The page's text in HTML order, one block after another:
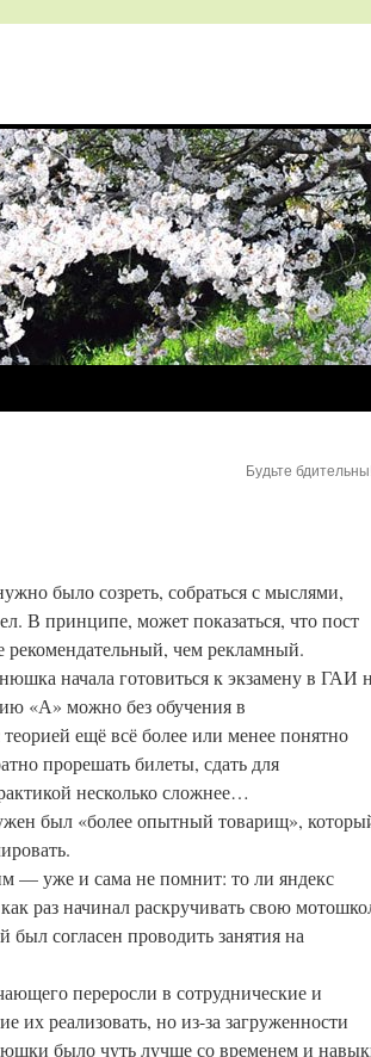
Будьте бдительны!
было созреть, собраться с мыслями,
В принципе, может показаться, что пост
рекомендательный, чем рекламный.
начала готовиться к экзамену в ГАИ
«А» можно без обучения в
ещё всё более или менее понятно
прорешать билеты, сдать для
несколько сложнее…
был «более опытный товарищ»,
— уже и сама не помнит: то ли яндекс
раз начинал раскручивать свою
согласен проводить занятия на
переросли в сотруднические и
их реализовать, но из-за загруженности
было чуть лучше со временем и